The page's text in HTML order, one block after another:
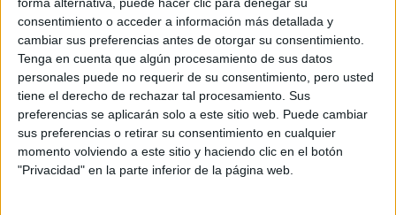
consentimiento o acceder a información más detallada y
cambiar sus preferencias antes de otorgar su consentimiento.
Tenga en cuenta que algún procesamiento de sus datos
personales puede no requerir de su consentimiento, pero usted
tiene el derecho de rechazar tal procesamiento. Sus
preferencias se aplicarán solo a este sitio web. Puede cambiar
sus preferencias o retirar su consentimiento en cualquier
momento volviendo a este sitio y haciendo clic en el botón
"Privacidad" en la parte inferior de la página web.
Azkue auzoa, 1
20870 Elgoibar
Guipúzcoa
Tel:943 748 264
Mapa
+